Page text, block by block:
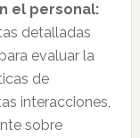
el personal:
detalladas
evaluar la
de
interacciones,
sobre